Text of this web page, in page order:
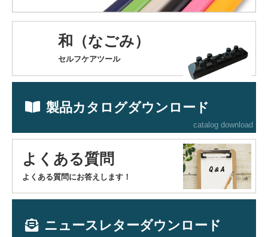
和（なごみ）
セルフケアツール
製品カタログダウンロード
catalog download
よくある質問
よくある質問にお答えします！
ニュースレターダウンロード